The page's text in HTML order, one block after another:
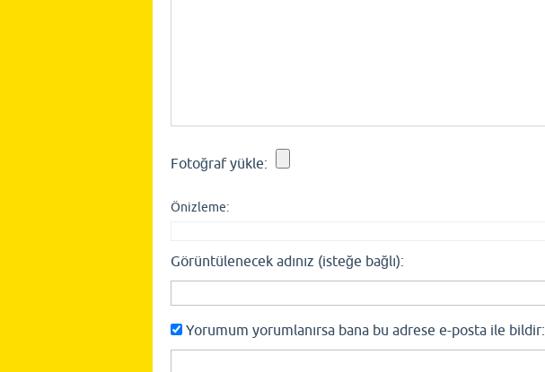
Fotoğraf yükle:
Önizleme:
Görüntülenecek adınız (isteğe bağlı):
Yorumum yorumlanırsa bana bu adrese e-posta ile bildir: